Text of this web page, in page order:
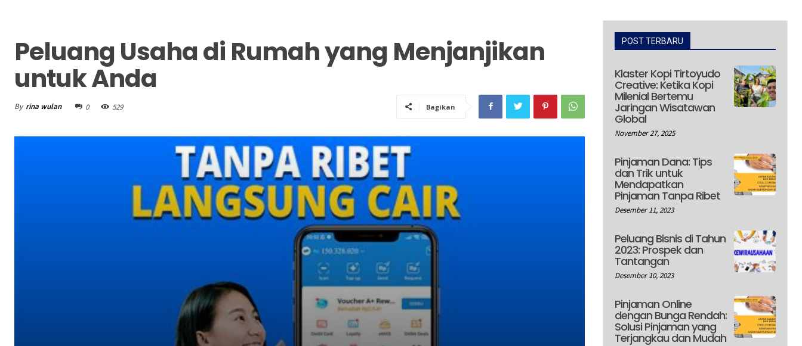
Peluang Usaha di Rumah yang Menjanjikan
untuk Anda
By rina wulan 0 529 Bagikan
POST TERBARU
Klaster Kopi Tirtoyudo
Creative: Ketika Kopi
Milenial Bertemu
Jaringan Wisatawan
Global
November 27, 2025
Pinjaman Dana: Tips
dan Trik untuk
Mendapatkan
Pinjaman Tanpa Ribet
Desember 11, 2023
Peluang Bisnis di Tahun
2023: Prospek dan
Tantangan
Desember 10, 2023
Pinjaman Online
dengan Bunga Rendah:
Solusi Pinjaman yang
Terjangkau dan Mudah